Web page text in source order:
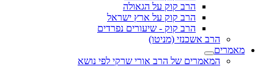
הרב קוק על הגאולה
הרב קוק על ארץ ישראל
הרב קוק - שיעורים נפרדים
הרב אשכנזי (מניטו)
מאמרים
המאמרים של הרב אורי שרקי לפי נושא